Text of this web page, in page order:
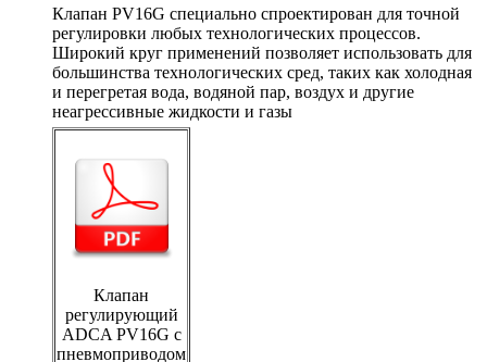
Клапан PV16G специально спроектирован для точной
регулировки любых технологических процессов.
Широкий круг применений позволяет использовать для
большинства технологических сред, таких как холодная
и перегретая вода, водяной пар, воздух и другие
неагрессивные жидкости и газы
Клапан
регулирующий
ADCA PV16G с
пневмоприводом